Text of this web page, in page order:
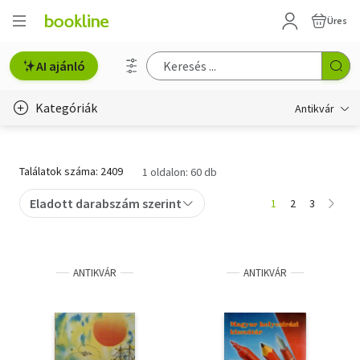
Üres
AI ajánló
Kategóriák Antikvár
Életmód, egészség
Hobbi, szabadidő
Idegen nyelvű
Találatok száma: 2409 1 oldalon: 60 db
Eladott darabszám szerint 1 2 3
ANTIKVÁR ANTIKVÁR